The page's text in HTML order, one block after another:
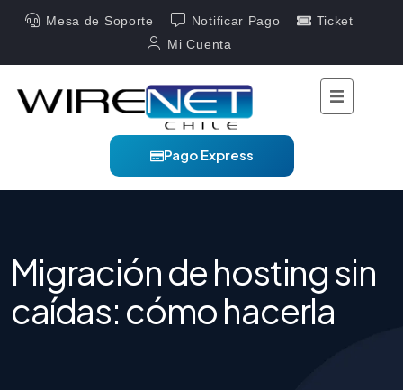
Mesa de Soporte Notificar Pago
Ticket
Mi Cuenta
Pago Express
Migración de hosting sin
caídas: cómo hacerla